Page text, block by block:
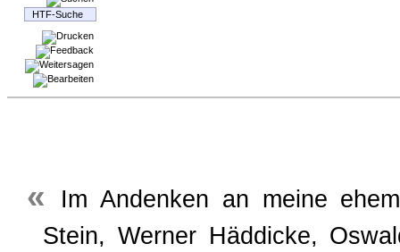
Im Andenken an meine
Stein, Werner Häddicke,